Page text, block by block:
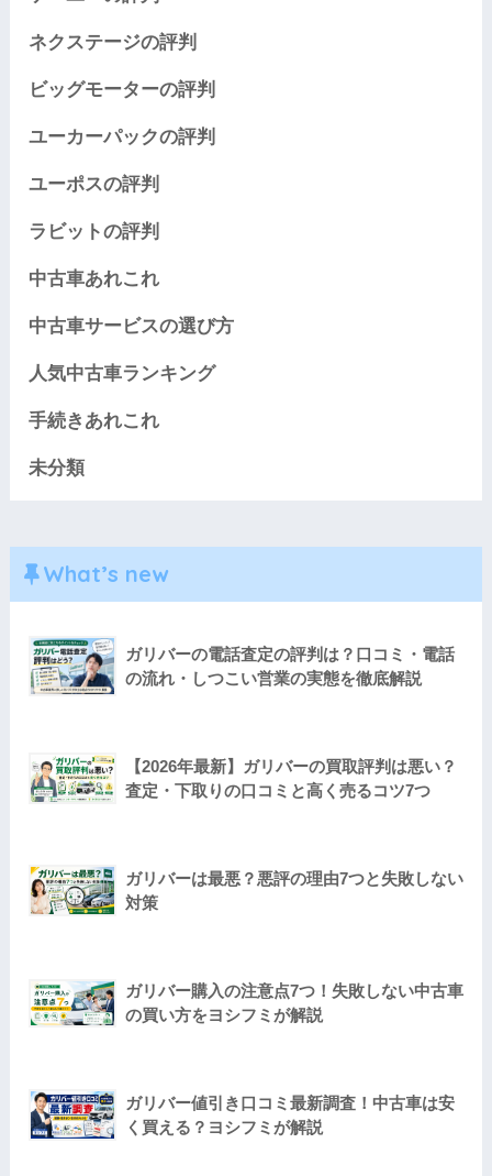
ネクステージの評判
ビッグモーターの評判
ユーカーパックの評判
ユーポスの評判
ラビットの評判
中古車あれこれ
中古車サービスの選び方
人気中古車ランキング
手続きあれこれ
未分類
What’s new
ガリバーの電話査定の評判は？口コミ・電話
の流れ・しつこい営業の実態を徹底解説
【2026年最新】ガリバーの買取評判は悪い？
査定・下取りの口コミと高く売るコツ7つ
ガリバーは最悪？悪評の理由7つと失敗しない
対策
ガリバー購入の注意点7つ！失敗しない中古車
の買い方をヨシフミが解説
ガリバー値引き口コミ最新調査！中古車は安
く買える？ヨシフミが解説